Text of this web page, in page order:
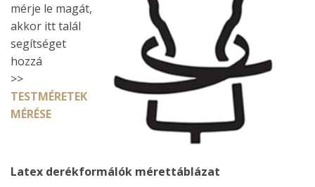
mérje le magát,
akkor itt talál
segítséget
hozzá
>>
TESTMÉRETEK
MÉRÉSE
Latex derékformálók mérettáblázat